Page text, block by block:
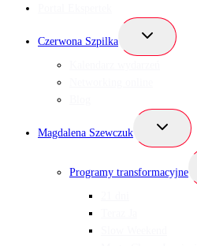
Czerwona Szpilka
Przełącz
podrzędne
Magdalena Szewczuk
Przełącz
podrzędne
Programy transformacyjne